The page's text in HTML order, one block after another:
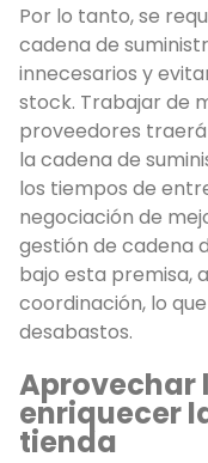
Por lo tanto, se
cadena de
innecesarios y
stock. Trabajar de
proveedores
la cadena de
los tiempos de
negociación de
gestión de cadena
bajo esta premisa,
coordinación, lo
desabastos.
Aprovechar
enriquecer
tienda